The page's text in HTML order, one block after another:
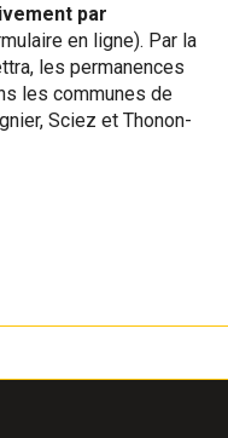
par
en ligne). Par la
les permanences
les communes de
Sciez et Thonon-